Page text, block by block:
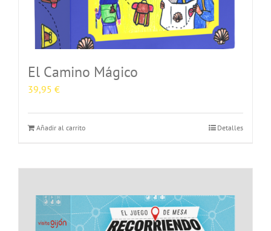
El Camino Mágico
39,95 €
Añadir al carrito Detalles